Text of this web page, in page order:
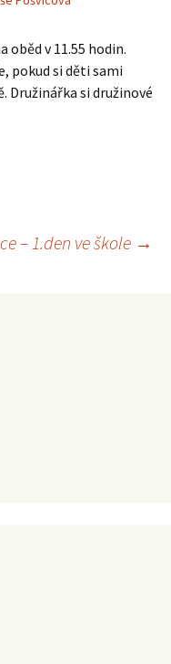
oběd v 11.55 hodin.
pokud si děti sami
Družinářka si družinové
– 1.den ve škole →